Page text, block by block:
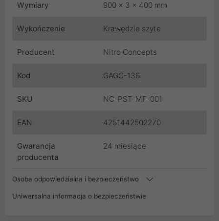
Wymiary 900 x 3 x 400 mm
Wykończenie Krawędzie szyte
Producent Nitro Concepts
Kod GAGC-136
SKU NC-PST-MF-001
EAN 4251442502270
Gwarancja
producenta
24 miesiące
Osoba odpowiedzialna i bezpieczeństwo
Uniwersalna informacja o bezpieczeństwie